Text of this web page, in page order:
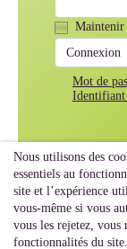
Maintenir
Mot de
Identifiant
Nous utilisons des
essentiels au
site et l’expérience
vous-même si vous
vous les rejetez, vous
fonctionnalités du site.